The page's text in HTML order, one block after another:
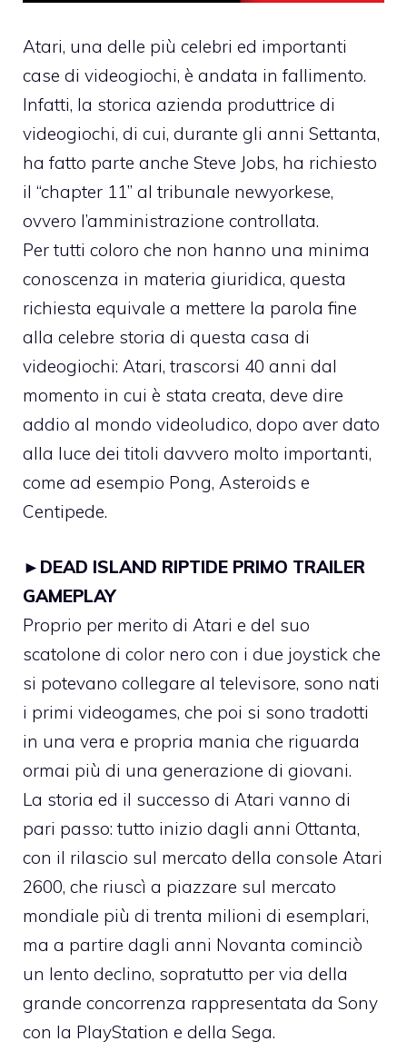
Atari, una delle più celebri ed importanti
case di videogiochi, è andata in fallimento.
Infatti, la storica azienda produttrice di
videogiochi, di cui, durante gli anni Settanta,
ha fatto parte anche Steve Jobs, ha richiesto
il “chapter 11” al tribunale newyorkese,
ovvero l’amministrazione controllata.
Per tutti coloro che non hanno una minima
conoscenza in materia giuridica, questa
richiesta equivale a mettere la parola fine
alla celebre storia di questa casa di
videogiochi: Atari, trascorsi 40 anni dal
momento in cui è stata creata, deve dire
addio al mondo videoludico, dopo aver dato
alla luce dei titoli davvero molto importanti,
come ad esempio Pong, Asteroids e
Centipede.
► DEAD ISLAND RIPTIDE PRIMO TRAILER
GAMEPLAY
Proprio per merito di Atari e del suo
scatolone di color nero con i due joystick che
si potevano collegare al televisore, sono nati
i primi videogames, che poi si sono tradotti
in una vera e propria mania che riguarda
ormai più di una generazione di giovani.
La storia ed il successo di Atari vanno di
pari passo: tutto inizio dagli anni Ottanta,
con il rilascio sul mercato della console Atari
2600, che riuscì a piazzare sul mercato
mondiale più di trenta milioni di esemplari,
ma a partire dagli anni Novanta cominciò
un lento declino, sopratutto per via della
grande concorrenza rappresentata da Sony
con la PlayStation e della Sega.